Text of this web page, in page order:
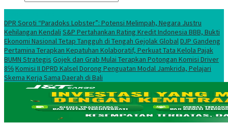
DPR Soroti “Paradoks Lobster”: Potensi Melimpah, Negara Justru
Kehilangan Kendali S&P Pertahankan Rating Kredit Indonesia BBB, Bukti
Ekonomi Nasional Tetap Tangguh di Tengah Gejolak GlobalDJP Gandeng
Pertamina Terapkan Kepatuhan Kolaboratif, Perkuat Tata Kelola Pajak
BUMN Strategis Gojek dan Grab Mulai Terapkan Potongan Komisi Driver
8℅Komisi II DPRD Kalsel Dorong Penguatan Modal Jamkrida, Pelajari
Skema Kerja Sama Daerah di Bali